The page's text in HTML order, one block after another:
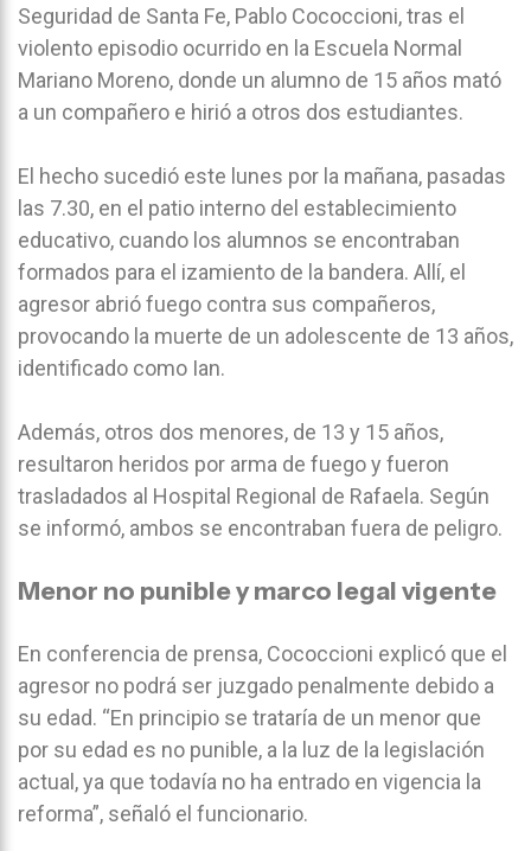
Seguridad de Santa Fe, Pablo Cococcioni, tras el
violento episodio ocurrido en la Escuela Normal
Mariano Moreno, donde un alumno de 15 años mató
a un compañero e hirió a otros dos estudiantes.
El hecho sucedió este lunes por la mañana, pasadas
las 7.30, en el patio interno del establecimiento
educativo, cuando los alumnos se encontraban
formados para el izamiento de la bandera. Allí, el
agresor abrió fuego contra sus compañeros,
provocando la muerte de un adolescente de 13 años,
identificado como Ian.
Además, otros dos menores, de 13 y 15 años,
resultaron heridos por arma de fuego y fueron
trasladados al Hospital Regional de Rafaela. Según
se informó, ambos se encontraban fuera de peligro.
Menor no punible y marco legal vigente
En conferencia de prensa, Cococcioni explicó que el
agresor no podrá ser juzgado penalmente debido a
su edad. “En principio se trataría de un menor que
por su edad es no punible, a la luz de la legislación
actual, ya que todavía no ha entrado en vigencia la
reforma”, señaló el funcionario.